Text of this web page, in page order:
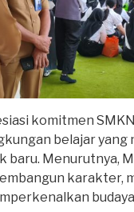
komitmen
belajar yang
baru. Menurutnya,
karakter,